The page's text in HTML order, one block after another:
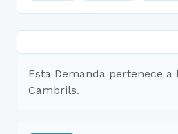
Esta Demanda pertenece a
Cambrils.